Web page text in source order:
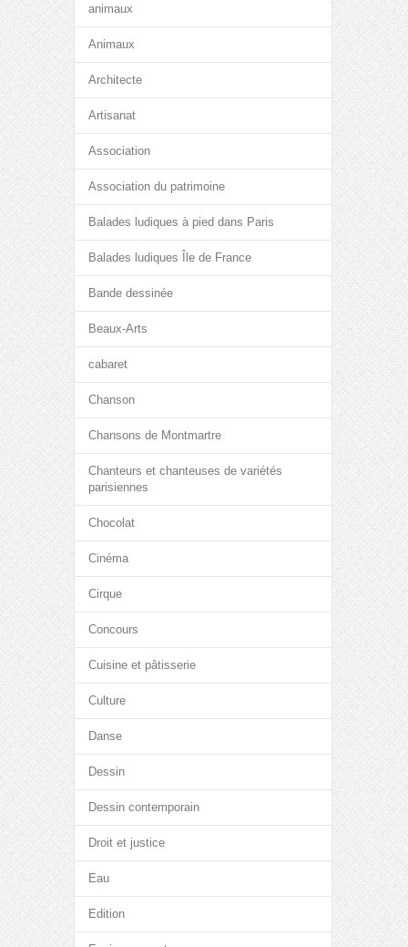
animaux
Animaux
Architecte
Artisanat
Association
Association du patrimoine
Balades ludiques à pied dans Paris
Balades ludiques Île de France
Bande dessinée
Beaux-Arts
cabaret
Chanson
Chansons de Montmartre
Chanteurs et chanteuses de variétés
parisiennes
Chocolat
Cinéma
Cirque
Concours
Cuisine et pâtisserie
Culture
Danse
Dessin
Dessin contemporain
Droit et justice
Eau
Edition